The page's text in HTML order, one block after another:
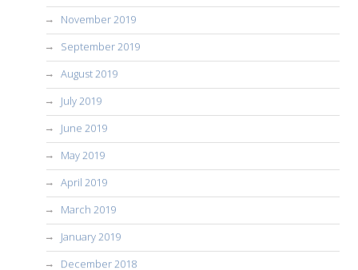
November 2019
September 2019
August 2019
July 2019
June 2019
May 2019
April 2019
March 2019
January 2019
December 2018